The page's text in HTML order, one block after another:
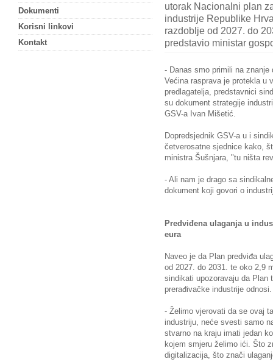
utorak Nacionalni plan
industrije Republike
razdoblje od 2027. do
predstavio ministar
- Danas smo primili na
Većina rasprava je protekla u
predlagatelja, predstavnici
su dokument strategije
GSV-a Ivan Mišetić.
Dopredsjednik GSV-a u i
četverosatne sjednice kako,
ministra Šušnjara, "tu ništa
- Ali nam je drago sa
dokument koji govori o
Predviđena ulaganja u
eura
Naveo je da Plan predviđa
od 2027. do 2031. te oko 2,9
sindikati upozoravaju da Plan
prerađivačke industrije odnosi.
- Želimo vjerovati da se ovaj
industriju, neće svesti samo
stvarno na kraju imati jedan
kojem smjeru želimo ići. Što
digitalizacija, što znači
Dokumenti
Korisni linkovi
Kontakt